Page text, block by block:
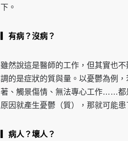
下。
▎有病？沒病？
雖然說這是醫師的工作，但其實也
調的是症狀的質與量。以憂鬱為例
著、觸景傷情、無法專心工作……都
原因就產生憂鬱（質），那就可能患
▎病人？壞人？